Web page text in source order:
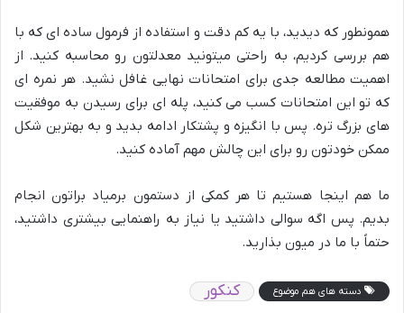
همونطور که دیدید، با یه کم دقت و استفاده از فرمول ساده ای که با
هم بررسی کردیم، به راحتی میتونید معدلتون رو محاسبه کنید. از
اهمیت مطالعه جدی برای امتحانات نهایی غافل نشید. هر نمره ای
که تو این امتحانات کسب می کنید، پله ای برای رسیدن به موفقیت
های بزرگ تره. پس با انگیزه و پشتکار ادامه بدید و به بهترین شکل
ممکن خودتون رو برای این چالش مهم آماده کنید.
ما هم اینجا هستیم تا هر کمکی از دستمون برمیاد براتون انجام
بدیم. پس اگه سوالی داشتید یا نیاز به راهنمایی بیشتری داشتید،
حتماً با ما در میون بذارید.
دسته های هم موضوع کنکور